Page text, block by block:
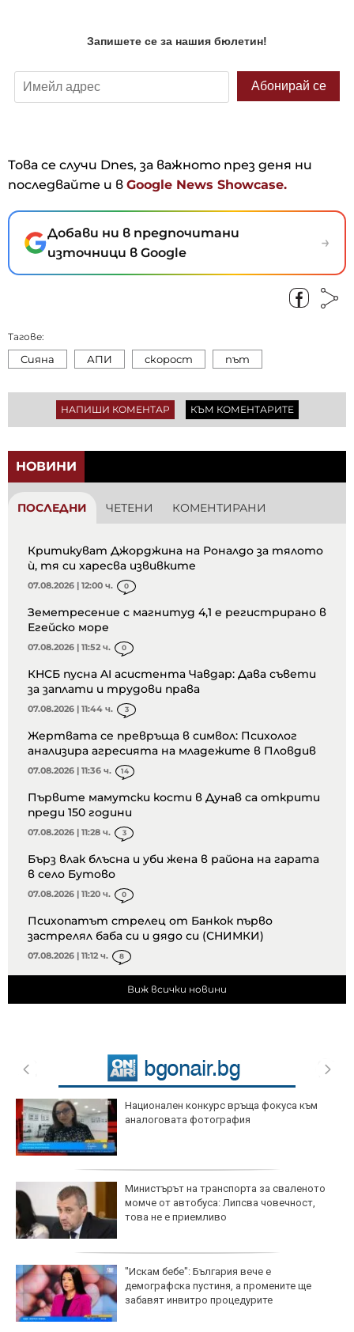
Това се случи Dnes, за важното през деня ни
последвайте и в Google News Showcase.
Добави ни в предпочитани
източници в Google
→
Тагове:
Сияна АПИ скорост път
НАПИШИ КОМЕНТАР КЪМ КОМЕНТАРИТЕ
НОВИНИ
ПОСЛЕДНИ ЧЕТЕНИ КОМЕНТИРАНИ
Критикуват Джорджина на Роналдо за тялото
ѝ, тя си харесва извивките
07.08.2026 | 12:00 ч. 0
Земетресение с магнитуд 4,1 е регистрирано в
Егейско море
07.08.2026 | 11:52 ч. 0
КНСБ пусна AI асистента Чавдар: Дава съвети
за заплати и трудови права
07.08.2026 | 11:44 ч. 3
Жертвата се превръща в символ: Психолог
анализира агресията на младежите в Пловдив
07.08.2026 | 11:36 ч. 14
Първите мамутски кости в Дунав са открити
преди 150 години
07.08.2026 | 11:28 ч. 3
Бърз влак блъсна и уби жена в района на гарата
в село Бутово
07.08.2026 | 11:20 ч. 0
Психопатът стрелец от Банкок първо
застрелял баба си и дядо си (СНИМКИ)
07.08.2026 | 11:12 ч. 8
Виж всички новини
Национален конкурс връща фокуса към
аналоговата фотография
Министърът на транспорта за сваленото
момче от автобуса: Липсва човечност,
това не е приемливо
"Искам бебе": България вече е
демографска пустиня, а промените ще
забавят инвитро процедурите